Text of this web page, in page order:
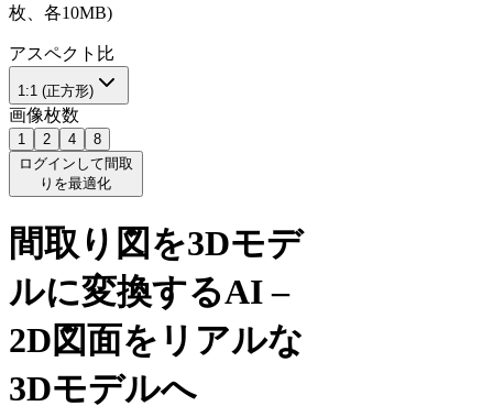
枚、各10MB)
アスペクト比
1:1 (正方形)
画像枚数
1 2 4
8
ログインして間取
りを最適化
間取り図を3Dモデ
ルに変換するAI –
2D図面をリアルな
3Dモデルへ